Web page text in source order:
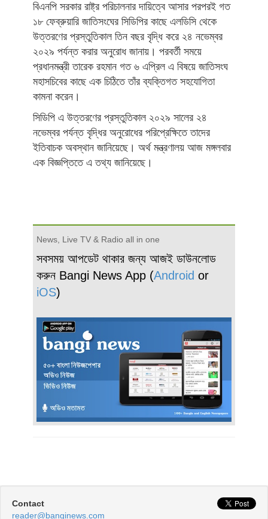
বিএনপি সরকার রাষ্ট্র পরিচালনার দায়িত্বে আসার পরপরই গত
১৮ ফেব্রুয়ারি জাতিসংঘের সিডিপির কাছে এলডিসি থেকে
উত্তরণের প্রস্তুতিকাল তিন বছর বৃদ্ধি করে ২৪ নভেম্বর
২০২৯ পর্যন্ত করার অনুরোধ জানায়। পরবর্তী সময়ে
প্রধানমন্ত্রী তারেক রহমান গত ৬ এপ্রিল এ বিষয়ে জাতিসংঘ
মহাসচিবের কাছে এক চিঠিতে তাঁর ব্যক্তিগত সহযোগিতা
কামনা করেন।
সিডিপি এ উত্তরণের প্রস্তুতিকাল ২০২৯ সালের ২৪
নভেম্বর পর্যন্ত বৃদ্ধির অনুরোধের পরিপ্রেক্ষিতে তাদের
ইতিবাচক অবস্থান জানিয়েছে। অর্থ মন্ত্রণালয় আজ মঙ্গলবার
এক বিজ্ঞপ্তিতে এ তথ্য জানিয়েছে।
News, Live TV & Radio all in one
সবসময় আপডেট থাকার জন্য আজই ডাউনলোড
করুন Bangi News App (Android or
iOS)
Contact
reader@banginews.com